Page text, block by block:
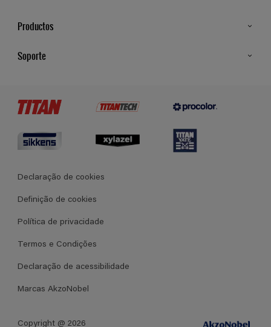
Productos
Soporte
Termos e Condições Gerais de Venda
Declaração de cookies
Definição de cookies
Política de privacidade
Termos e Condições
Declaração de acessibilidade
Marcas AkzoNobel
Copyright @ 2026